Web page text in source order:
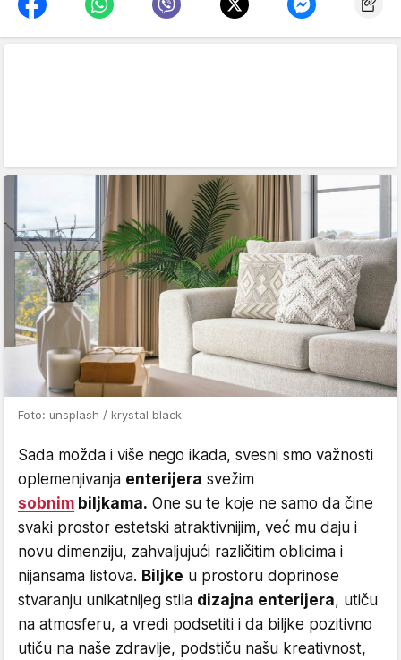
Foto: unsplash / krystal black
Sada možda i više nego ikada, svesni smo važnosti
oplemenjivanja enterijera svežim
sobnim biljkama. One su te koje ne samo da čine
svaki prostor estetski atraktivnijim, već mu daju i
novu dimenziju, zahvaljujući različitim oblicima i
nijansama listova. Biljke u prostoru doprinose
stvaranju unikatnijeg stila dizajna enterijera, utiču
na atmosferu, a vredi podsetiti i da biljke pozitivno
utiču na naše zdravlje, podstiču našu kreativnost,